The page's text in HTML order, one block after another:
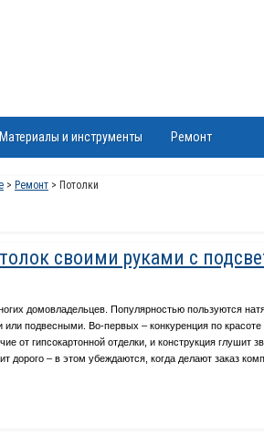
Материалы и инструменты Ремонт
> Ремонт > Потолки
своими руками с
домовладельцев. Популярностью пользуются
подвесными. Во-первых – конкуренция по красоте
от гипсокартонной отделки, и конструкция глушит
дорого – в этом убеждаются, когда делают заказ